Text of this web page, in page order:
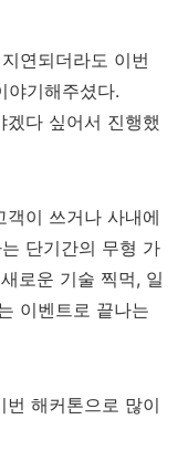
연되더라도 이번
야기해주셨다.
다 싶어서 진행했
이 쓰거나 사내에
단기간의 무형 가
로운 기술 찍먹, 일
이벤트로 끝나는
해커톤으로 많이